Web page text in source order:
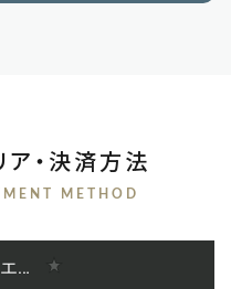
・決済方法
METHOD